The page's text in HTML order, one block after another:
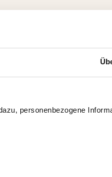
personenbezogene